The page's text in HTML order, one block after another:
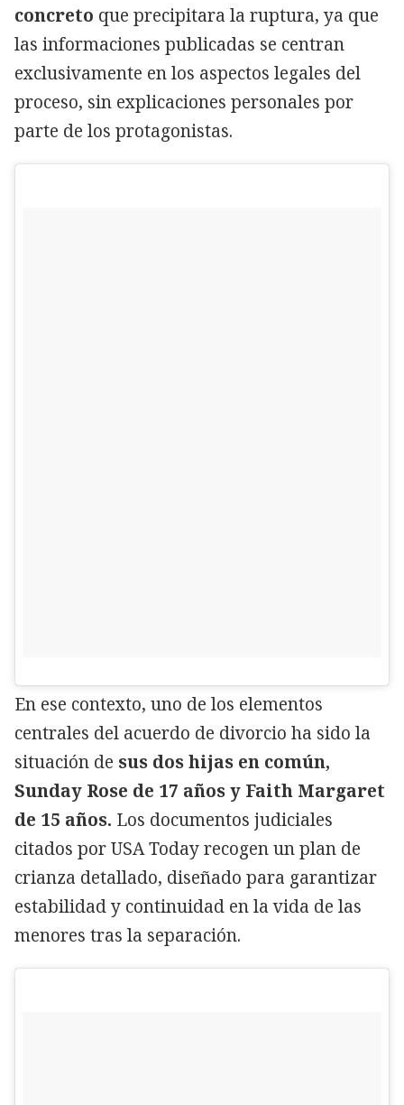
concreto que precipitara la ruptura, ya que
las informaciones publicadas se centran
exclusivamente en los aspectos legales del
proceso, sin explicaciones personales por
parte de los protagonistas.
En ese contexto, uno de los elementos
centrales del acuerdo de divorcio ha sido la
situación de sus dos hijas en común,
Sunday Rose de 17 años y Faith Margaret
de 15 años. Los documentos judiciales
citados por USA Today recogen un plan de
crianza detallado, diseñado para garantizar
estabilidad y continuidad en la vida de las
menores tras la separación.